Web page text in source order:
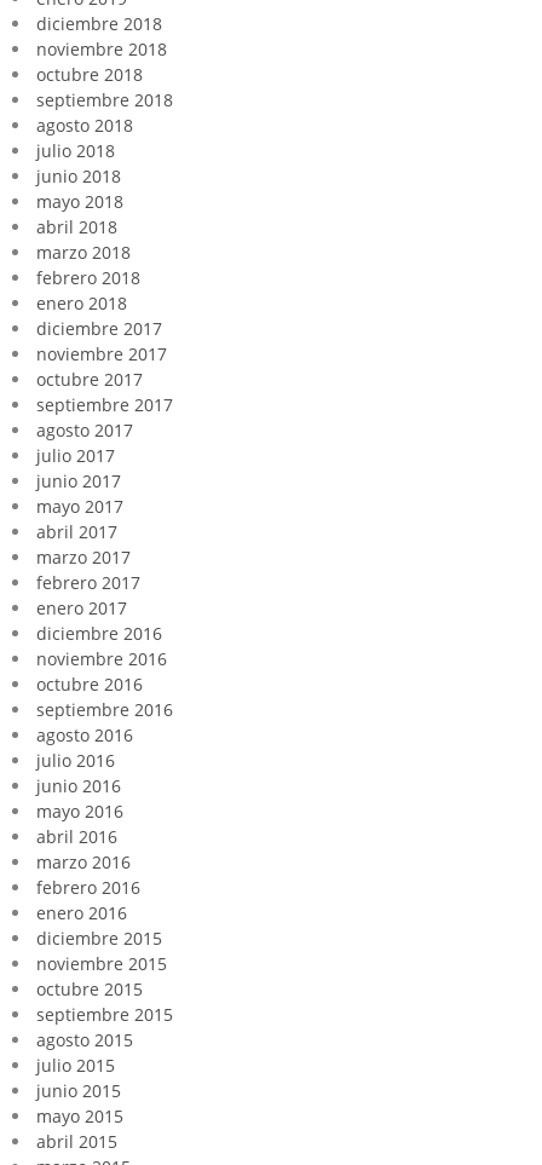
diciembre 2018
noviembre 2018
octubre 2018
septiembre 2018
agosto 2018
julio 2018
junio 2018
mayo 2018
abril 2018
marzo 2018
febrero 2018
enero 2018
diciembre 2017
noviembre 2017
octubre 2017
septiembre 2017
agosto 2017
julio 2017
junio 2017
mayo 2017
abril 2017
marzo 2017
febrero 2017
enero 2017
diciembre 2016
noviembre 2016
octubre 2016
septiembre 2016
agosto 2016
julio 2016
junio 2016
mayo 2016
abril 2016
marzo 2016
febrero 2016
enero 2016
diciembre 2015
noviembre 2015
octubre 2015
septiembre 2015
agosto 2015
julio 2015
junio 2015
mayo 2015
abril 2015